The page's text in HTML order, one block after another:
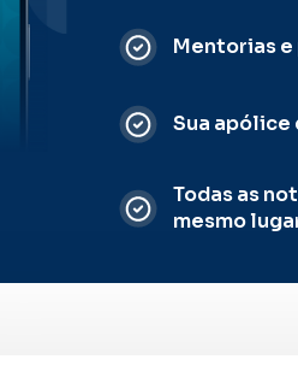
Mentorias
Sua apólice
Todas as
mesmo